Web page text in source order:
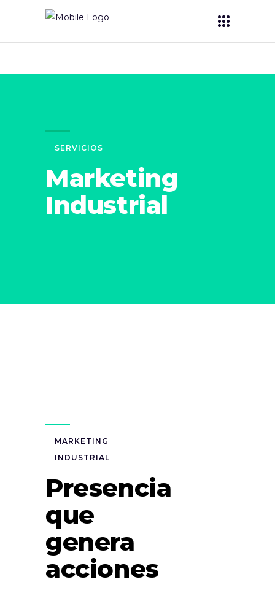
SERVICIOS
Marketing
Industrial
MARKETING
INDUSTRIAL
Presencia
que
genera
acciones